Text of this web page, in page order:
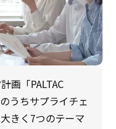
画「PALTAC
うちサプライチェ
きく7つのテーマ